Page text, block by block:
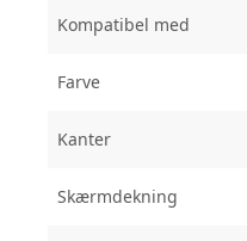
Kompatibel med
Farve
Kanter
Skærmdekning